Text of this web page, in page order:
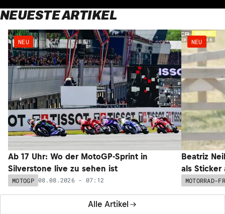
NEUESTE ARTIKEL
Alle Artikel
NEU
Ab 17 Uhr: Wo der MotoGP-Sprint in
Silverstone live zu sehen ist
MOTOGP 08.08.2026 - 07:12
NEU
Beatriz
als Sticker
MOTORRAD-